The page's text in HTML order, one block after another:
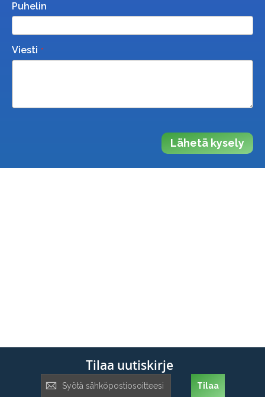
Puhelin
Viesti
Lähetä kysely
Tilaa uutiskirje
uutiskirje:
Tilaa